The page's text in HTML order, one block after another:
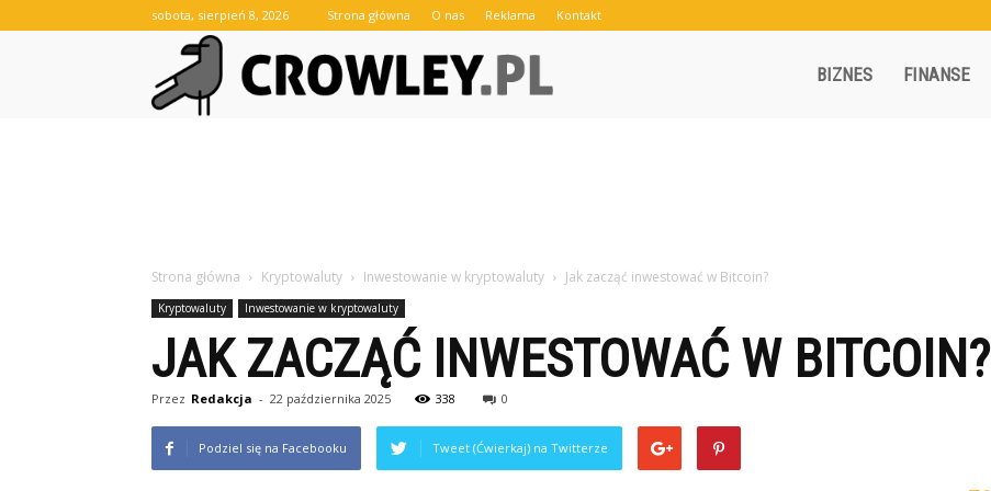
sobota, sierpień 8, 2026 Strona główna O nas Reklama Kontakt
BIZNES FINANSE
Strona główna Kryptowaluty Inwestowanie w kryptowaluty Jak zacząć inwestować w Bitcoin?
Kryptowaluty Inwestowanie w kryptowaluty
JAK ZACZĄĆ INWESTOWAĆ W BITCOIN?
Przez Redakcja - 22 października 2025 338 0
Podziel się na Facebooku Tweet (Ćwierkaj) na Twitterze